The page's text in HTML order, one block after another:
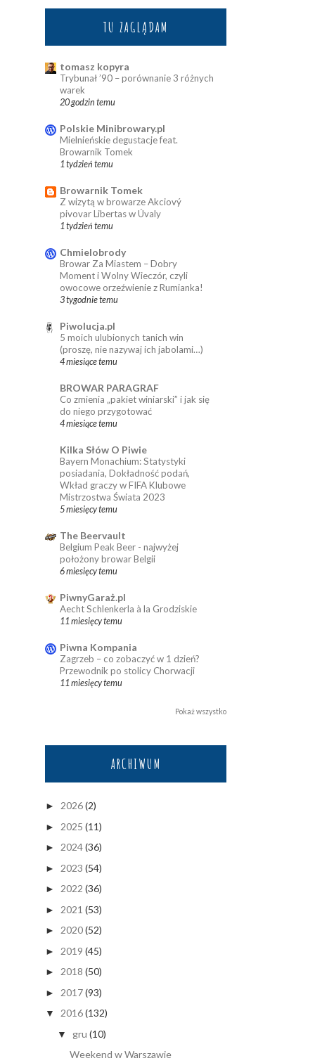
TU ZAGLĄDAM
tomasz kopyra
Trybunał ’90 – porównanie 3 różnych
warek
20 godzin temu
Polskie Minibrowary.pl
Mielnieńskie degustacje feat.
Browarnik Tomek
1 tydzień temu
Browarnik Tomek
Z wizytą w browarze Akciový
pivovar Libertas w Úvaly
1 tydzień temu
Chmielobrody
Browar Za Miastem – Dobry
Moment i Wolny Wieczór, czyli
owocowe orzeźwienie z Rumianka!
3 tygodnie temu
Piwolucja.pl
5 moich ulubionych tanich win
(proszę, nie nazywaj ich jabolami…)
4 miesiące temu
BROWAR PARAGRAF
Co zmienia „pakiet winiarski” i jak się
do niego przygotować
4 miesiące temu
Kilka Słów O Piwie
Bayern Monachium: Statystyki
posiadania, Dokładność podań,
Wkład graczy w FIFA Klubowe
Mistrzostwa Świata 2023
5 miesięcy temu
The Beervault
Belgium Peak Beer - najwyżej
położony browar Belgii
6 miesięcy temu
PiwnyGaraż.pl
Aecht Schlenkerla à la Grodziskie
11 miesięcy temu
Piwna Kompania
Zagrzeb – co zobaczyć w 1 dzień?
Przewodnik po stolicy Chorwacji
11 miesięcy temu
Pokaż wszystko
ARCHIWUM
► 2026(2)
► 2025 (11)
► 2024(36)
► 2023 (54)
► 2022 (36)
► 2021 (53)
► 2020(52)
► 2019 (45)
► 2018 (50)
► 2017(93)
▼ 2016(132)
▼ gru (10)
Weekend w Warszawie